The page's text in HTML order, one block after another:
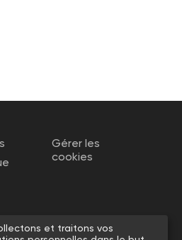
Gérer les
cookies
et traitons vos